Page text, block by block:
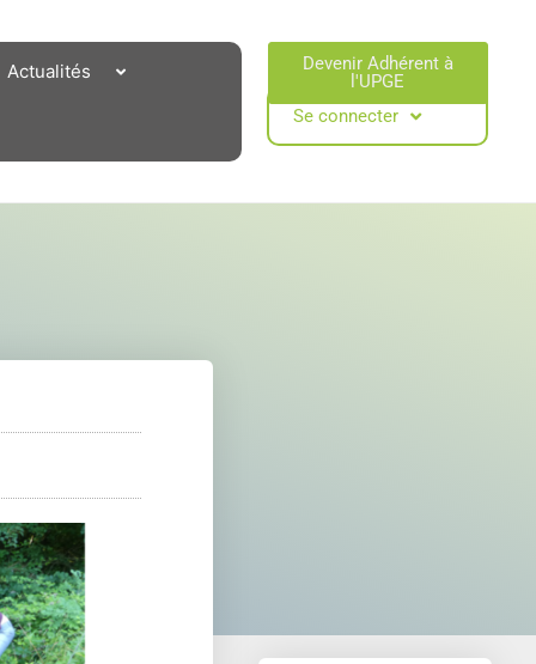
Actualités
Devenir Adhérent à
l'UPGE​
Se connecter